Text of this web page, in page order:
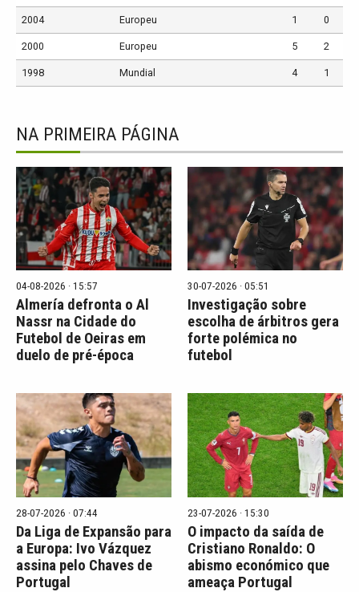
2004 Europeu 1 0
2000 Europeu 5 2
1998 Mundial 4 1
NA PRIMEIRA PÁGINA
04-08-2026 · 15:57
Almería defronta o Al
Nassr na Cidade do
Futebol de Oeiras em
duelo de pré-época
30-07-2026 · 05:51
Investigação sobre
escolha de árbitros gera
forte polémica no
futebol
28-07-2026 · 07:44
Da Liga de Expansão para
a Europa: Ivo Vázquez
assina pelo Chaves de
Portugal
23-07-2026 · 15:30
O impacto da saída de
Cristiano Ronaldo: O
abismo económico que
ameaça Portugal